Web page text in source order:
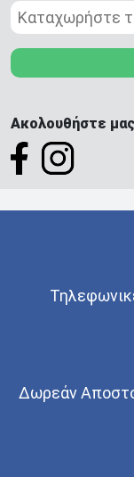
Ακολουθήστε
Δωρεάν